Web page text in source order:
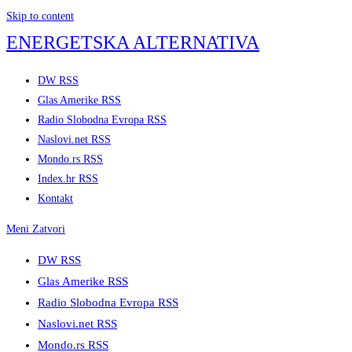
Skip to content
ENERGETSKA ALTERNATIVA
DW RSS
Glas Amerike RSS
Radio Slobodna Evropa RSS
Naslovi.net RSS
Mondo.rs RSS
Index.hr RSS
Kontakt
Meni Zatvori
DW RSS
Glas Amerike RSS
Radio Slobodna Evropa RSS
Naslovi.net RSS
Mondo.rs RSS